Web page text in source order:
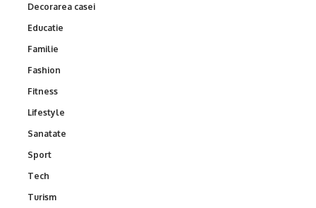
Decorarea casei
Educatie
Familie
Fashion
Fitness
Lifestyle
Sanatate
Sport
Tech
Turism